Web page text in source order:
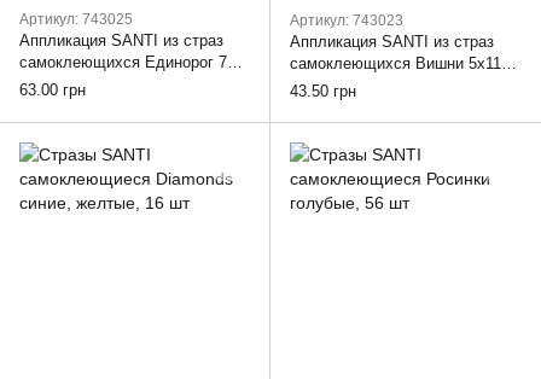
Артикул: 743025
Аппликация SANTI из страз
самоклеющихся Единорог 7х9
см
63.00 грн
Артикул: 743023
Аппликация SANTI из страз
самоклеющихся Вишни 5х11
см
43.50 грн